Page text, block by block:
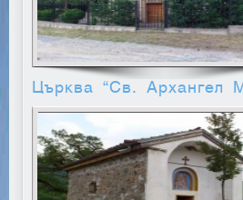
Църква “Св. Архангел